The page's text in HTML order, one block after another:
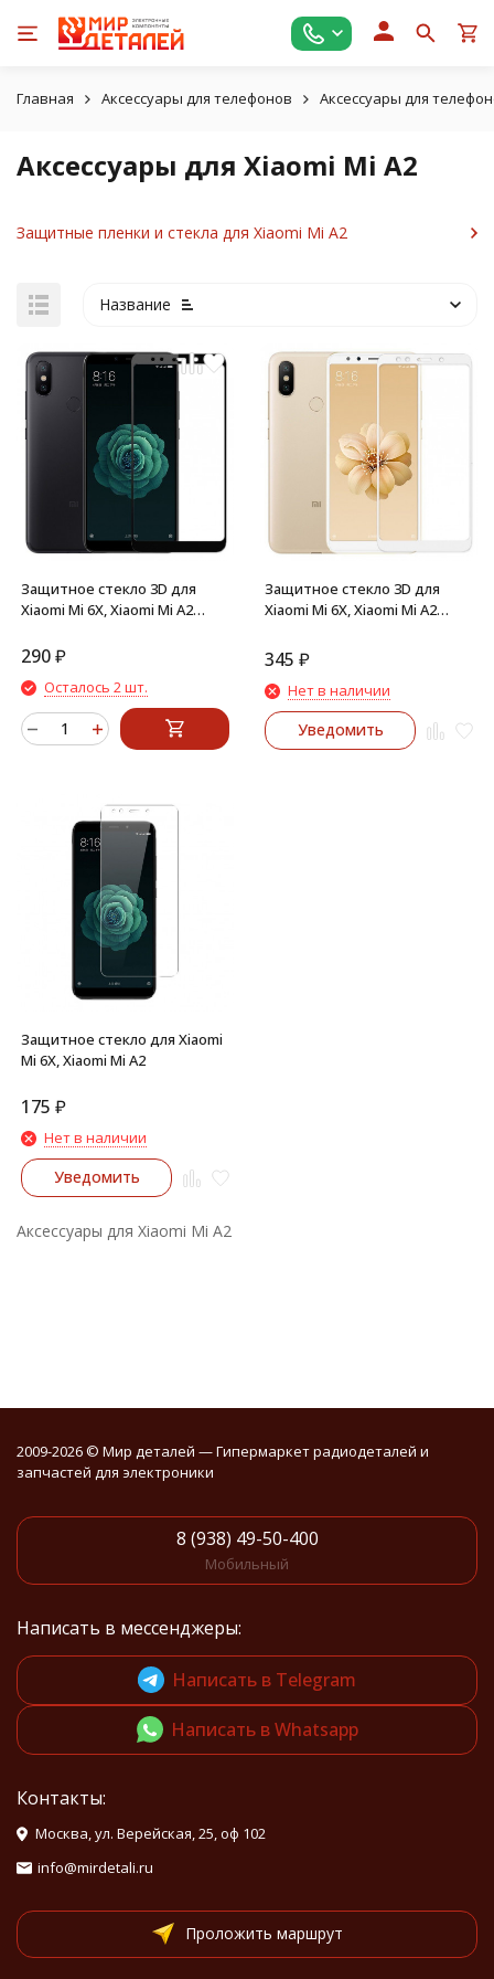
Главная Аксессуары для телефонов Аксессуары для
Аксессуары для Xiaomi Mi A2
Защитные пленки и стекла для Xiaomi Mi A2
Название
Защитное стекло 3D для
Xiaomi Mi 6X, Xiaomi Mi A2
290₽
Осталось 2 шт.
Защитное стекло 3D для
Xiaomi Mi 6X, Xiaomi Mi A2
345 ₽
Нет в наличии
Уведомить
Защитное стекло для Xiaomi
Mi 6X, Xiaomi Mi A2
175 ₽
Нет в наличии
Уведомить
Аксессуары для Xiaomi Mi A2
2009-2026 © Мир деталей — Гипермаркет радиодеталей и
запчастей для электроники
8 (938) 49-50-400
Мобильный
Написать в мессенджеры:
Написать в Telegram
Написать в Whatsapp
Контакты:
Москва, ул. Верейская, 25, оф 102
info@mirdetali.ru
Проложить маршрут